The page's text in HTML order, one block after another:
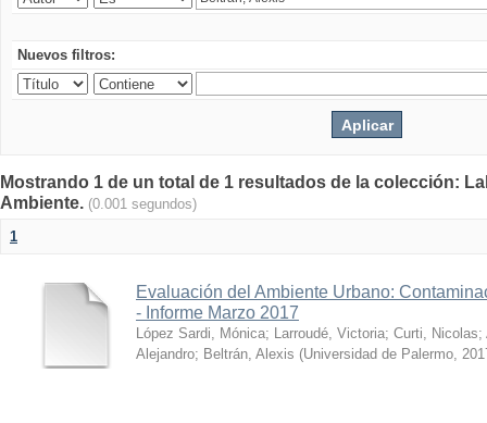
Nuevos filtros:
Mostrando 1 de un total de 1 resultados de la colección:
Ambiente. (0.001 segundos)
1
Evaluación del Ambiente Urbano:
- Informe Marzo 2017
López Sardi, Mónica; Larroudé, Victoria; Curti, Nicolas;
Alejandro; Beltrán, Alexis (Universidad de Palermo,